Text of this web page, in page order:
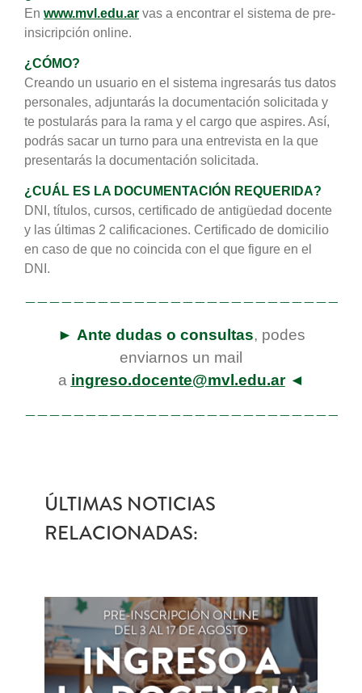
En www.mvl.edu.ar vas a encontrar el sistema de pre-
insicripción online.
¿CÓMO?
Creando un usuario en el sistema ingresarás tus datos
personales, adjuntarás la documentación solicitada y
te postularás para la rama y el cargo que aspires. Así,
podrás sacar un turno para una entrevista en la que
presentarás la documentación solicitada.
¿CUÁL ES LA DOCUMENTACIÓN REQUERIDA?
DNI, títulos, cursos, certificado de antigüedad docente
y las últimas 2 calificaciones. Certificado de domicilio
en caso de que no coincida con el que figure en el
DNI.
► Ante dudas o consultas, podes
enviarnos un mail
a ingreso.docente@mvl.edu.ar◄
ÚLTIMAS NOTICIAS
RELACIONADAS: